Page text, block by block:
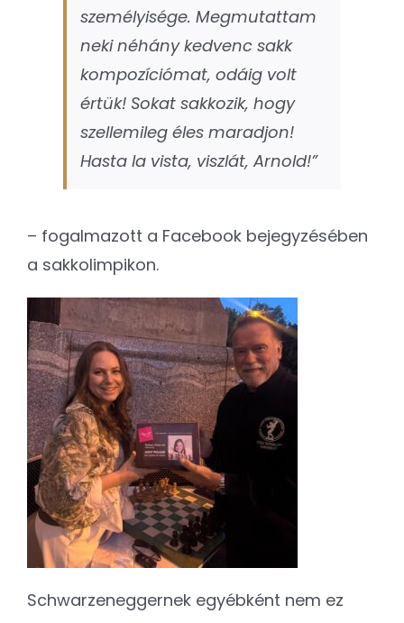
személyisége. Megmutattam
neki néhány kedvenc sakk
kompozíciómat, odáig volt
értük! Sokat sakkozik, hogy
szellemileg éles maradjon!
Hasta la vista, viszlát, Arnold!”
– fogalmazott a Facebook bejegyzésében
a sakkolimpikon.
Schwarzeneggernek egyébként nem ez